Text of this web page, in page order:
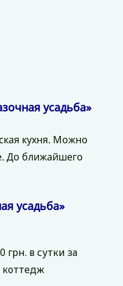
усадьба»
кухня. Можно
До ближайшего
усадьба»
грн. в сутки за
коттедж